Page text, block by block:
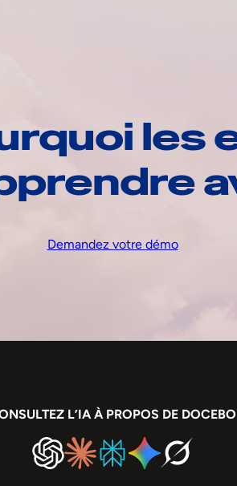
les
Demandez votre démo
L’IA À PROPOS DE DOCEBO